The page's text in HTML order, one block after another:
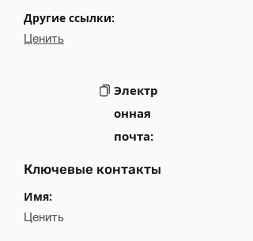
Другие ссылки:
Ценить
Электр
онная
почта:
Ключевые контакты
Имя:
Ценить